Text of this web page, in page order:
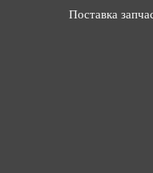
Поставка